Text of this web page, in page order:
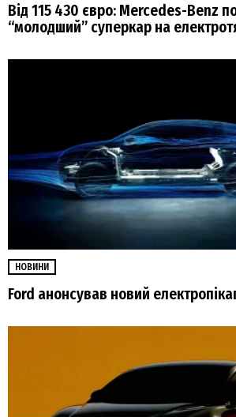
Від 115 430 євро: Mercedes-Benz
“молодший” суперкар на
НОВИНИ
Ford анонсував новий